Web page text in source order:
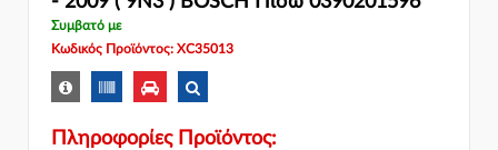
Συμβατό με
Κωδικός Προϊόντος: XC35013
Πληροφορίες Προϊόντος: